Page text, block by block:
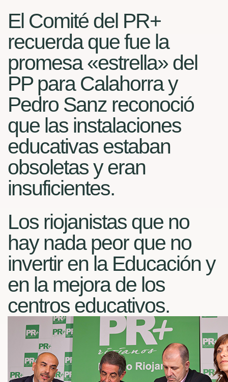
El Comité del PR+
recuerda que fue la
promesa «estrella» del
PP para Calahorra y
Pedro Sanz reconoció
que las instalaciones
educativas estaban
obsoletas y eran
insuficientes.
Los riojanistas que no
hay nada peor que no
invertir en la Educación y
en la mejora de los
centros educativos.